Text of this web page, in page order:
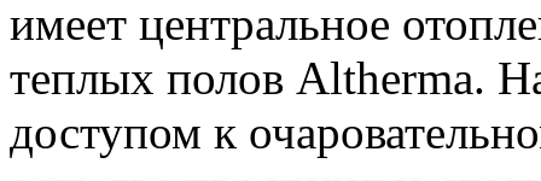
имеет центральное
теплых полов Altherma.
доступом к